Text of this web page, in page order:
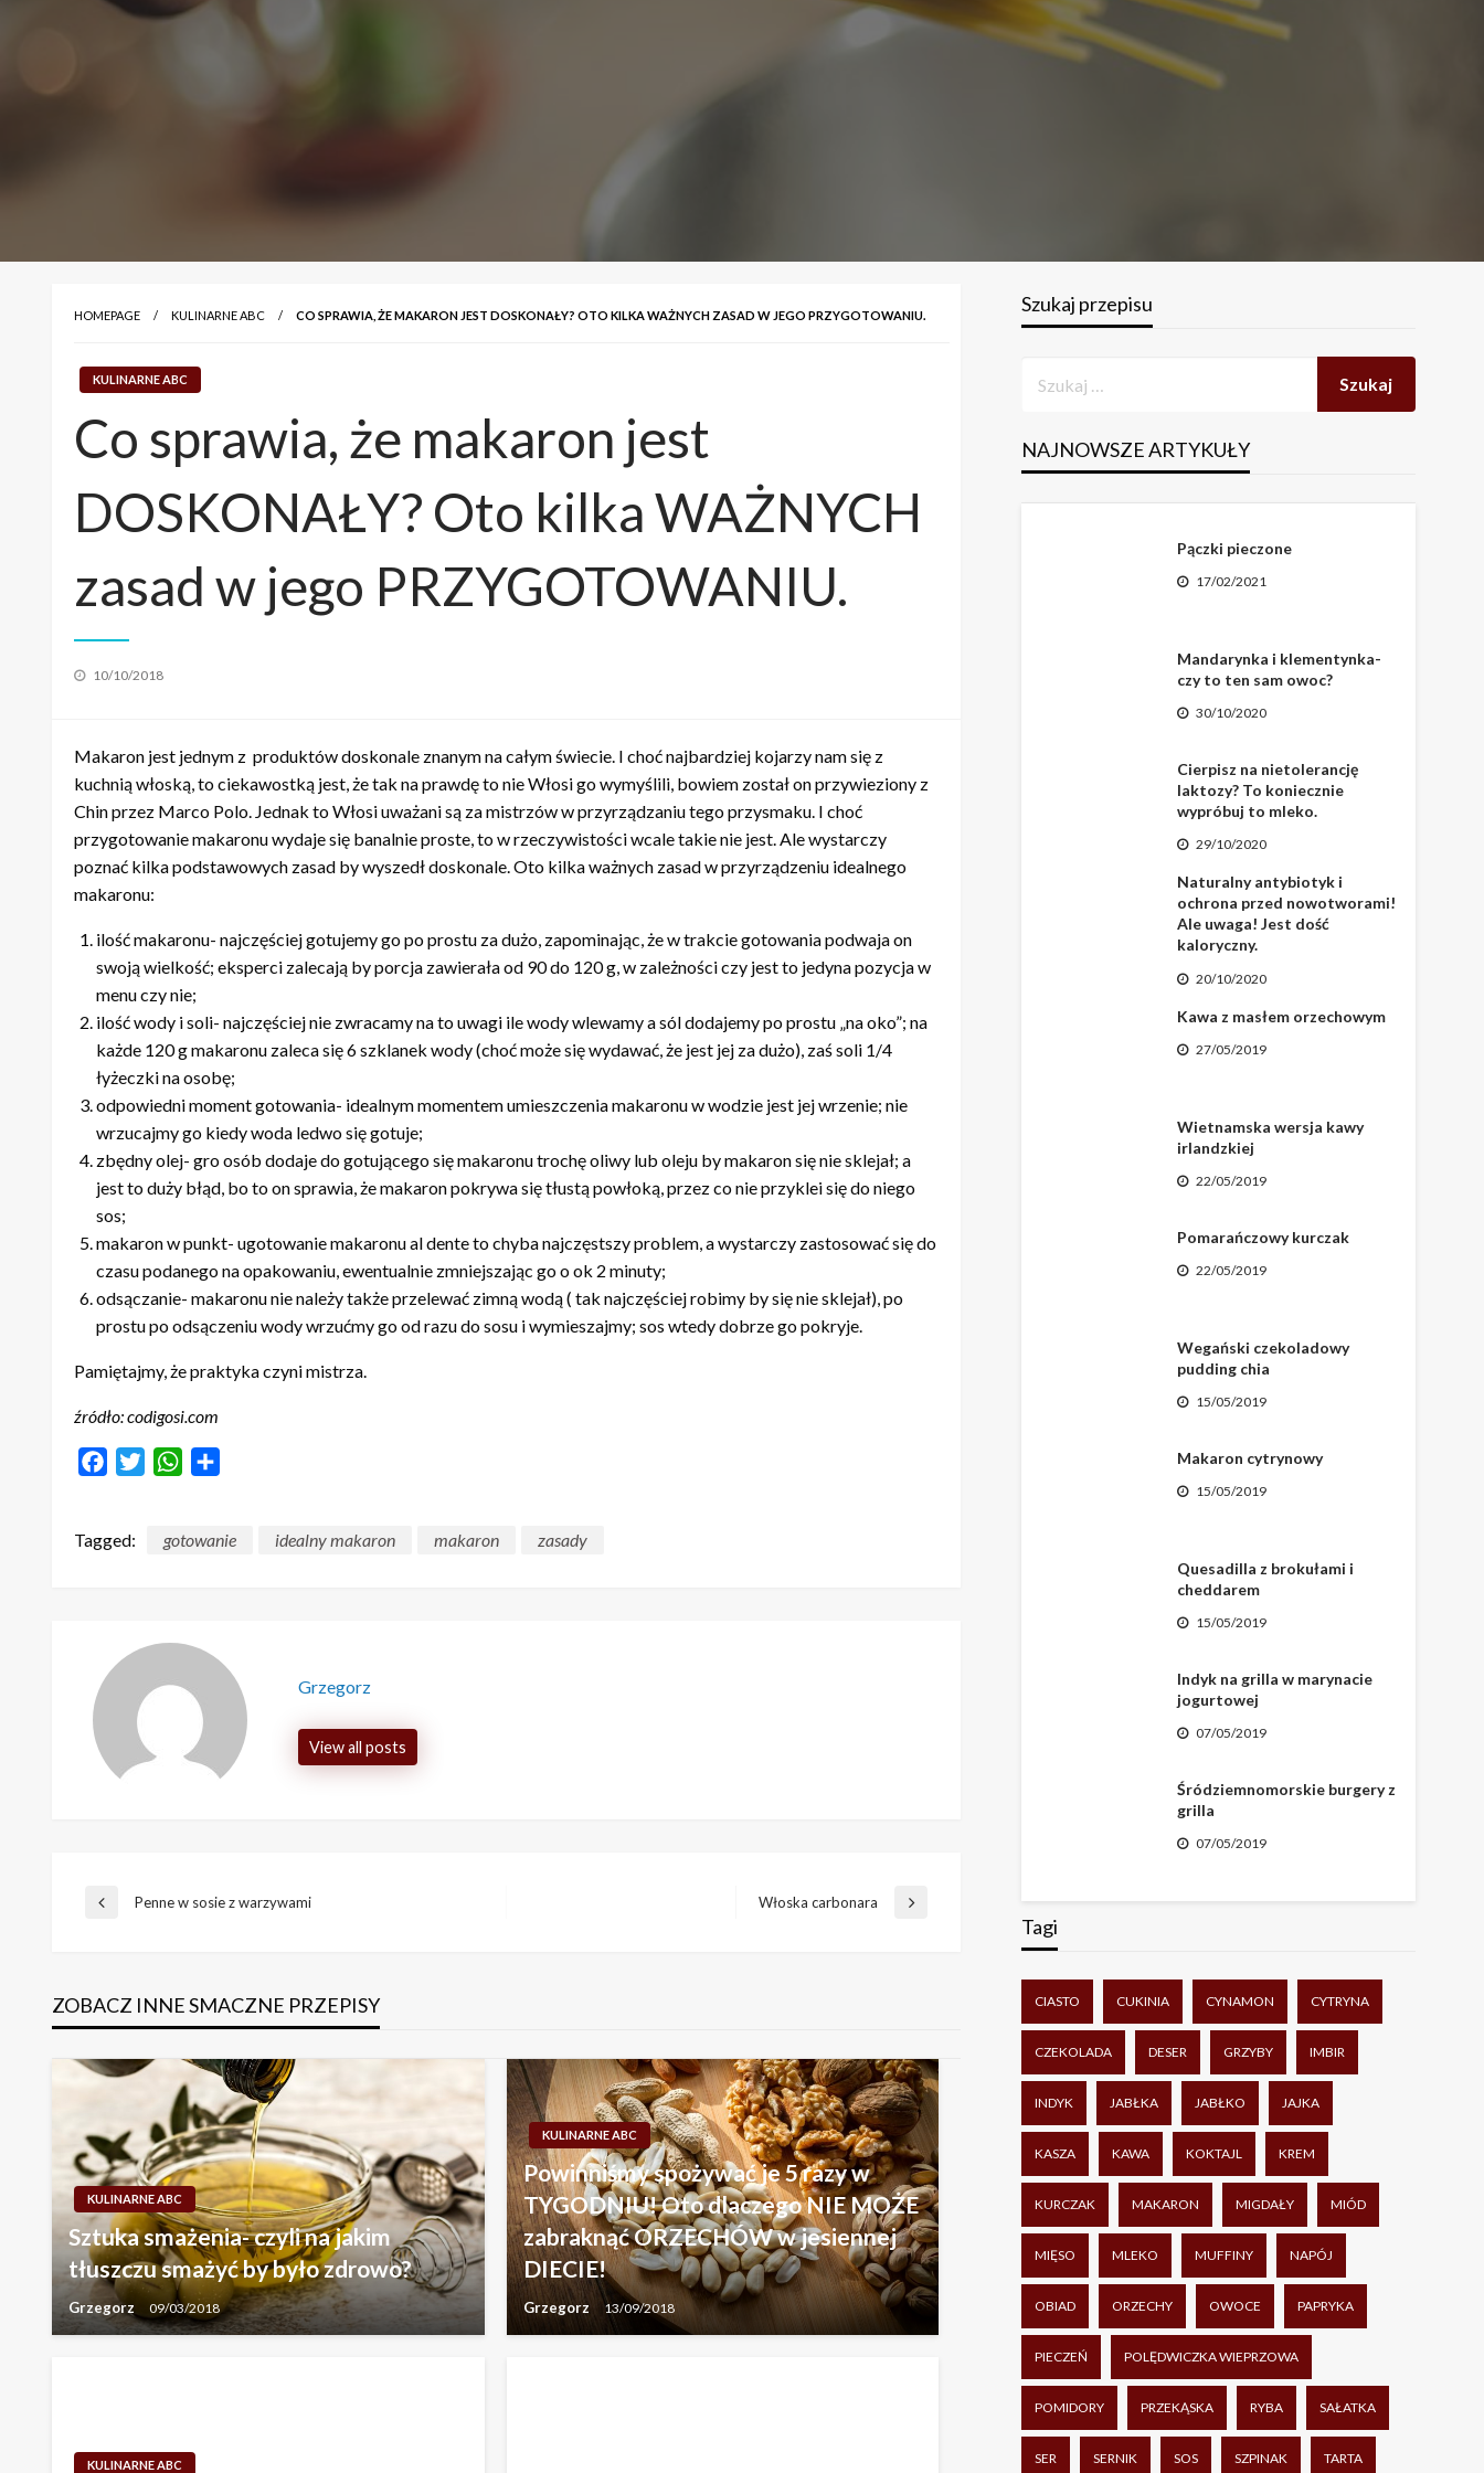
HOMEPAGE KULINARNE ABC CO SPRAWIA, ŻE MAKARON JEST DOSKONAŁY? OTO KILKA WAŻNYCH ZASAD W JEGO PRZYGOTOWANIU.
KULINARNE ABC
Co sprawia, że makaron jest
DOSKONAŁY? Oto kilka WAŻNYCH
zasad w jego PRZYGOTOWANIU.
Posted
10/10/2018
Makaron jest jednym z produktów doskonale znanym na całym świecie. I choć najbardziej kojarzy nam się z
kuchnią włoską, to ciekawostką jest, że tak na prawdę to nie Włosi go wymyślili, bowiem został on przywieziony z
Chin przez Marco Polo. Jednak to Włosi uważani są za mistrzów w przyrządzaniu tego przysmaku. I choć
przygotowanie makaronu wydaje się banalnie proste, to w rzeczywistości wcale takie nie jest. Ale wystarczy
poznać kilka podstawowych zasad by wyszedł doskonale. Oto kilka ważnych zasad w przyrządzeniu idealnego
makaronu:
ilość makaronu- najczęściej gotujemy go po prostu za dużo, zapominając, że w trakcie gotowania podwaja on
swoją wielkość; eksperci zalecają by porcja zawierała od 90 do 120 g, w zależności czy jest to jedyna pozycja w
menu czy nie;
ilość wody i soli- najczęściej nie zwracamy na to uwagi ile wody wlewamy a sól dodajemy po prostu „na oko”; na
każde 120 g makaronu zaleca się 6 szklanek wody (choć może się wydawać, że jest jej za dużo), zaś soli 1/4
łyżeczki na osobę;
odpowiedni moment gotowania- idealnym momentem umieszczenia makaronu w wodzie jest jej wrzenie; nie
wrzucajmy go kiedy woda ledwo się gotuje;
zbędny olej- gro osób dodaje do gotującego się makaronu trochę oliwy lub oleju by makaron się nie sklejał; a
jest to duży błąd, bo to on sprawia, że makaron pokrywa się tłustą powłoką, przez co nie przyklei się do niego
sos;
makaron w punkt- ugotowanie makaronu al dente to chyba najczęstszy problem, a wystarczy zastosować się do
czasu podanego na opakowaniu, ewentualnie zmniejszając go o ok 2 minuty;
odsączanie- makaronu nie należy także przelewać zimną wodą ( tak najczęściej robimy by się nie sklejał), po
prostu po odsączeniu wody wrzućmy go od razu do sosu i wymieszajmy; sos wtedy dobrze go pokryje.
Pamiętajmy, że praktyka czyni mistrza.
źródło: codigosi.com
FacebookTwitterWhatsApp
Tagged: gotowanie idealny makaron makaron zasady
Grzegorz
View all posts
Nawigacja
Previous
Penne w sosie z warzywami
Next
Włoska carbonara
ZOBACZ INNE SMACZNE PRZEPISY
KULINARNE ABC
Sztuka smażenia- czyli na jakim
tłuszczu smażyć by było zdrowo?
Grzegorz 09/03/2018
KULINARNE ABC
Powinniśmy spożywać je 5 razy w
TYGODNIU! Oto dlaczego NIE MOŻE
zabraknąć ORZECHÓW w jesiennej
DIECIE!
Grzegorz 13/09/2018
KULINARNE ABC
Szukaj przepisu
NAJNOWSZE ARTYKUŁY
Pączki pieczone
17/02/2021
Mandarynka i klementynka-
czy to ten sam owoc?
30/10/2020
Cierpisz na nietolerancję
laktozy? To koniecznie
wypróbuj to mleko.
29/10/2020
Naturalny antybiotyk i
ochrona przed nowotworami!
Ale uwaga! Jest dość
kaloryczny.
20/10/2020
Kawa z masłem orzechowym
27/05/2019
Wietnamska wersja kawy
irlandzkiej
22/05/2019
Pomarańczowy kurczak
22/05/2019
Wegański czekoladowy
pudding chia
15/05/2019
Makaron cytrynowy
15/05/2019
Quesadilla z brokułami i
cheddarem
15/05/2019
Indyk na grilla w marynacie
jogurtowej
07/05/2019
Śródziemnomorskie burgery z
grilla
07/05/2019
Tagi
CIASTO CUKINIA CYNAMON CYTRYNA
CZEKOLADA DESER GRZYBY IMBIR
INDYK JABŁKA JABŁKO JAJKA
KASZA KAWA KOKTAJL KREM
KURCZAK MAKARON MIGDAŁY MIÓD
MIĘSO MLEKO MUFFINY NAPÓJ
OBIAD ORZECHY OWOCE PAPRYKA
PIECZEŃ POLĘDWICZKA WIEPRZOWA
POMIDORY PRZEKĄSKA RYBA SAŁATKA
SER SERNIK SOS SZPINAK TARTA